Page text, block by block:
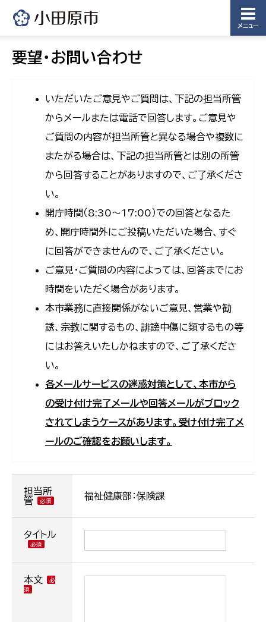
メニュー
要望・お問い合わせ
いただいたご意見やご質問は、下記の担当所管
からメールまたは電話で回答します。ご意見や
ご質問の内容が担当所管と異なる場合や複数に
またがる場合は、下記の担当所管とは別の所管
から回答することがありますので、ご了承くださ
い。
開庁時間（8:30〜17:00）での回答となるた
め、開庁時間外にご投稿いただいた場合、すぐ
に回答ができませんので、ご了承ください。
ご意見・ご質問の内容によっては、回答までにお
時間をいただく場合があります。
本市業務に直接関係がないご意見、営業や勧
誘、宗教に関するもの、誹謗中傷に類するもの等
にはお答えいたしかねますので、ご了承くださ
い。
各メールサービスの迷惑対策として、本市から
の受け付け完了メールや回答メールがブロック
されてしまうケースがあります。受け付け完了メ
ールのご確認をお願いします。
担当所
管
福祉健康部：保険課
タイトル
本文